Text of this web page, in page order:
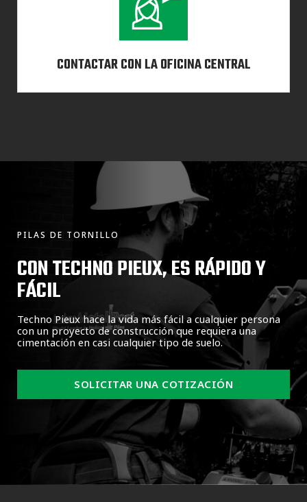
CONTACTAR CON LA OFICINA CENTRAL
PILAS DE TORNILLO
CON TECHNO PIEUX, ES RÁPIDO Y
FÁCIL
Techno Pieux hace la vida más fácil a cualquier persona
con un proyecto de construcción que requiera una
cimentación en casi cualquier tipo de suelo.
SOLICITAR UNA COTIZACIÓN